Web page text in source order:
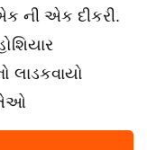
ની એક દીકરી.
લાડકવાયો
તેઓ